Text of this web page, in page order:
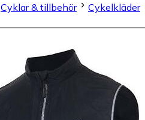
Cyklar & tillbehör
Cykelkläder